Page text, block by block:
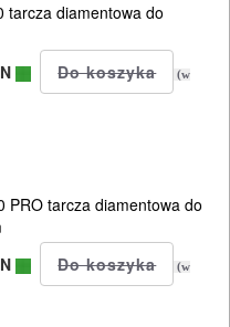
tarcza diamentowa do
(w
PRO tarcza diamentowa do
(w